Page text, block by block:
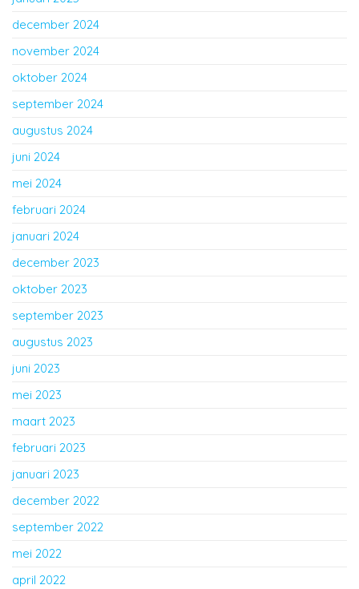
december 2024
november 2024
oktober 2024
september 2024
augustus 2024
juni 2024
mei 2024
februari 2024
januari 2024
december 2023
oktober 2023
september 2023
augustus 2023
juni 2023
mei 2023
maart 2023
februari 2023
januari 2023
december 2022
september 2022
mei 2022
april 2022